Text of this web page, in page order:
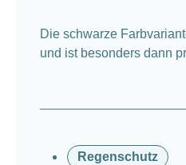
Die schwarze
und ist besonders dann
Regenschutz